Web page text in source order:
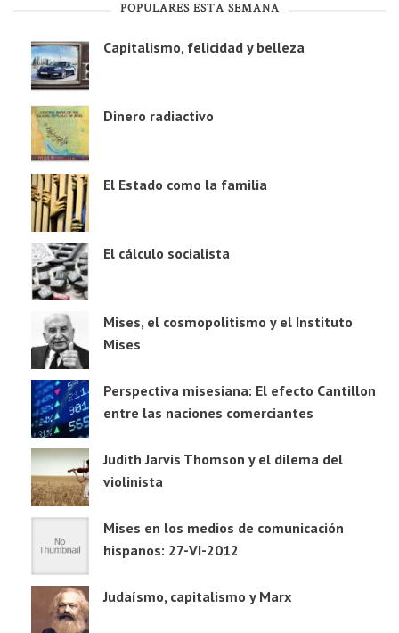
POPULARES ESTA SEMANA
Capitalismo, felicidad y belleza
Dinero radiactivo
El Estado como la familia
El cálculo socialista
Mises, el cosmopolitismo y el Instituto
Mises
Perspectiva misesiana: El efecto Cantillon
entre las naciones comerciantes
Judith Jarvis Thomson y el dilema del
violinista
Mises en los medios de comunicación
hispanos: 27-VI-2012
Judaísmo, capitalismo y Marx